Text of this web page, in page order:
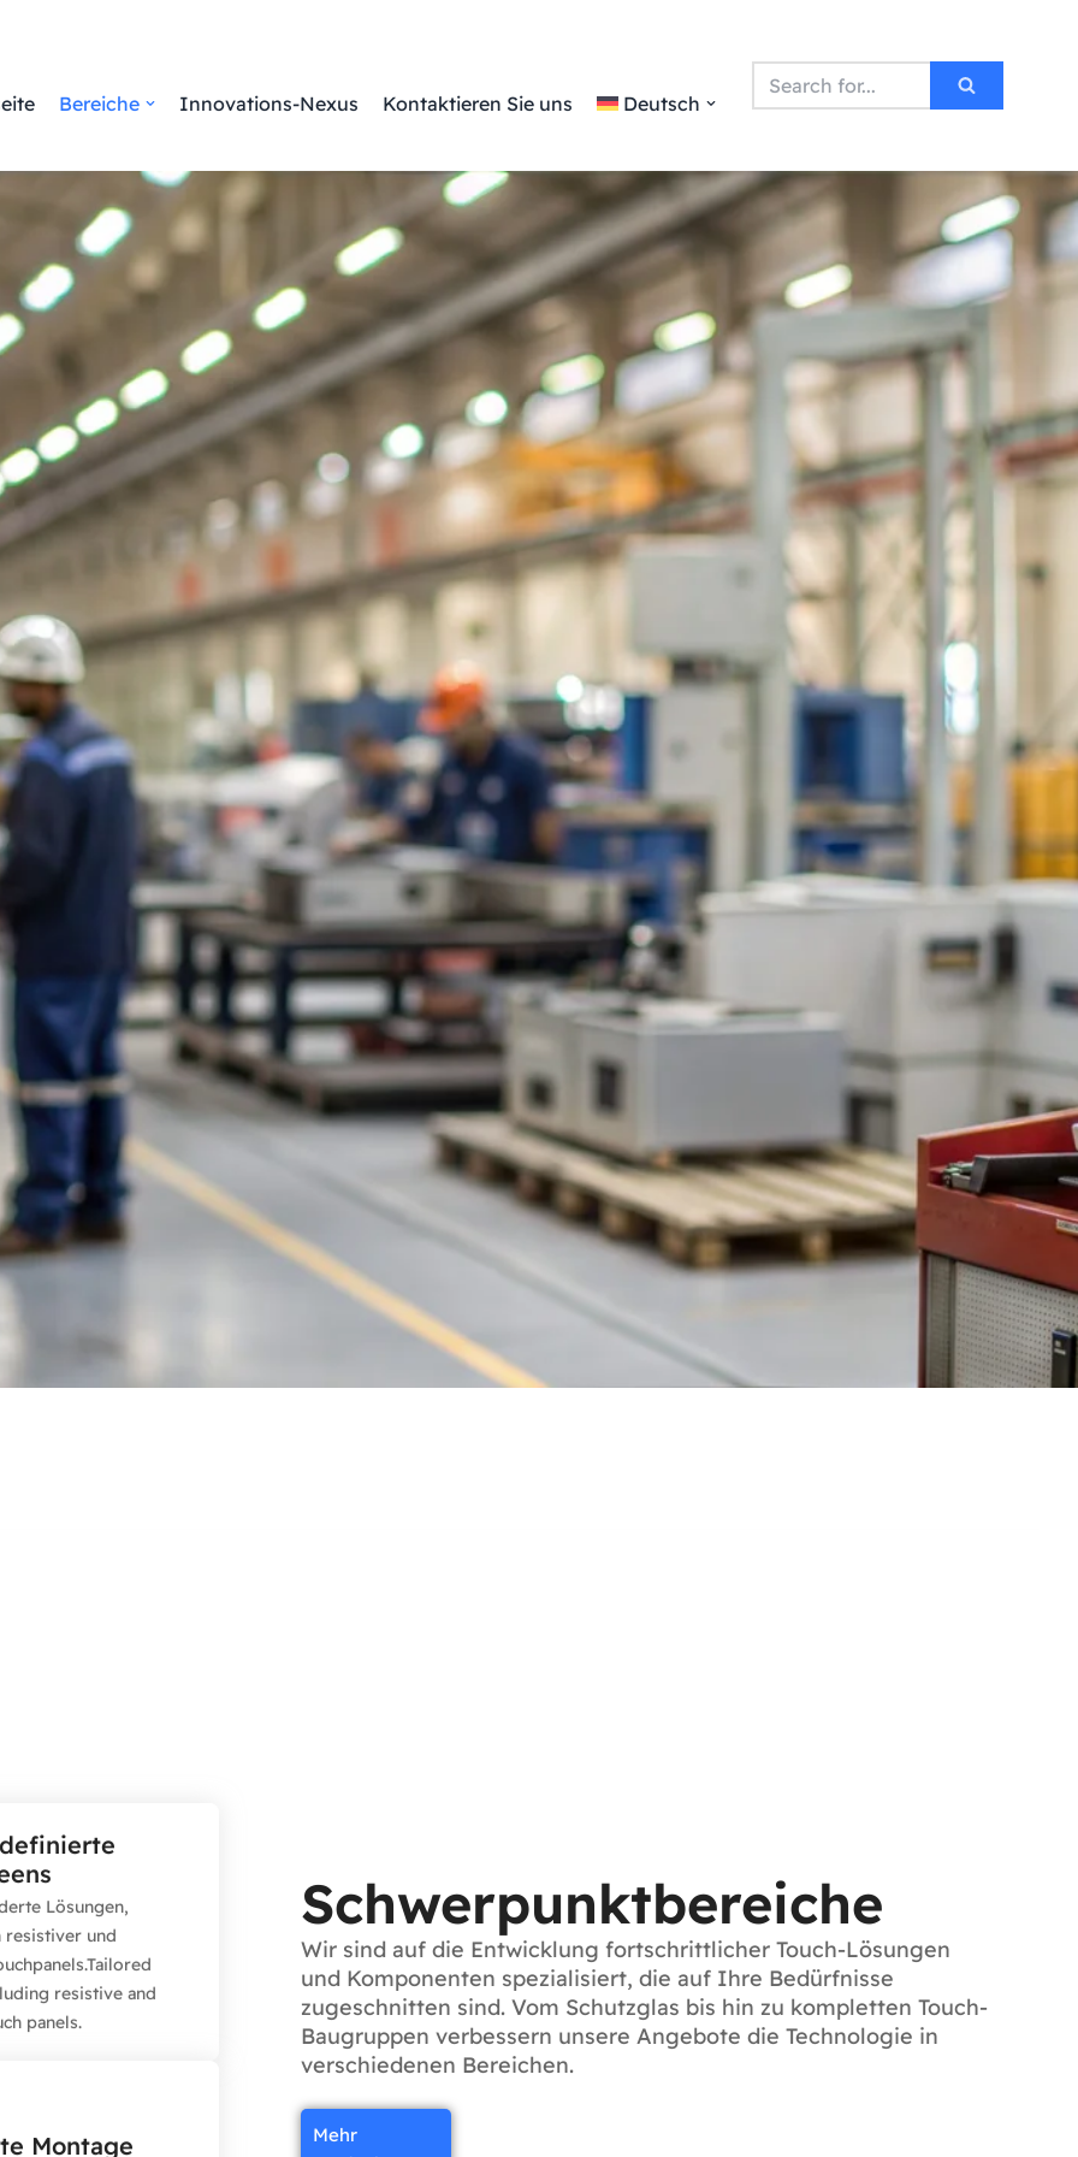
Bereiche Innovations-Nexus Kontaktieren Sie uns Deutsch
Lösungen,
resistiver und
resistive and
panels.
& präzise
eine reibungslose
und präzise
oder
unsere
eine
Montage
Schwerpunktbereiche
Wir sind auf die Entwicklung fortschrittlicher Touch-Lösungen
und Komponenten spezialisiert, die auf Ihre Bedürfnisse
zugeschnitten sind. Vom Schutzglas bis hin zu kompletten Touch-
Baugruppen verbessern unsere Angebote die Technologie in
verschiedenen Bereichen.
Mehr